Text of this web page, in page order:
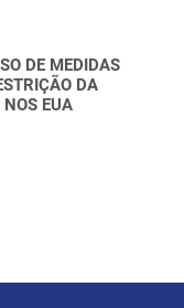
DE MEDIDAS
DA
EUA